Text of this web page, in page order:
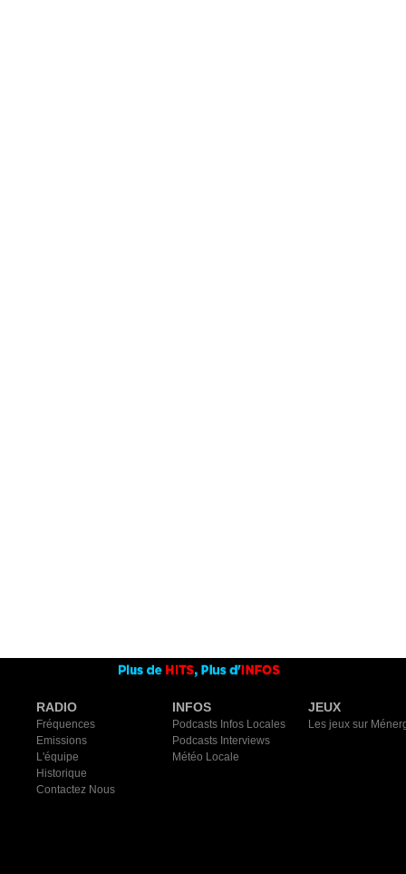
RADIO
Fréquences
Emissions
L'équipe
Historique
Contactez Nous
INFOS
Podcasts Infos Locales
Podcasts Interviews
Météo Locale
JEUX
Les jeux sur